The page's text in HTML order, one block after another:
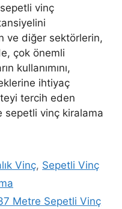
vinç
ve diğer sektörlerin,
çok önemli
kullanımını,
ihtiyaç
tercih eden
sepetli vinç kiralama
Vinç, Sepetli Vinç
Metre Sepetli Vinç